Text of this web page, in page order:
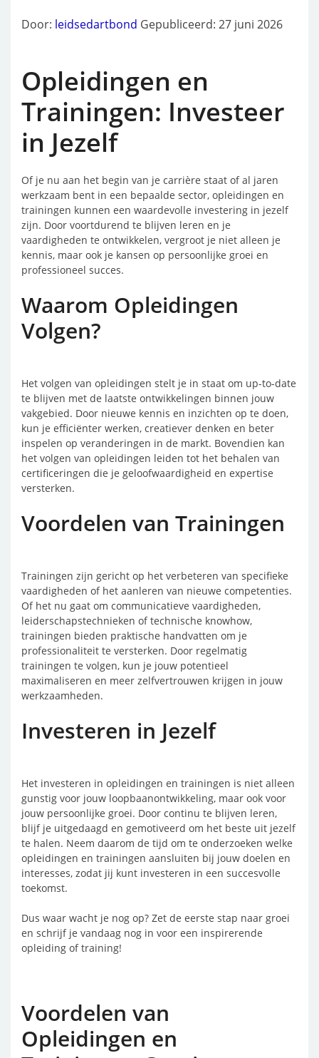
Door: leidsedartbond Gepubliceerd: 27 juni 2026
Opleidingen en
Trainingen: Investeer
in Jezelf
Of je nu aan het begin van je carrière staat of al jaren
werkzaam bent in een bepaalde sector, opleidingen en
trainingen kunnen een waardevolle investering in jezelf
zijn. Door voortdurend te blijven leren en je
vaardigheden te ontwikkelen, vergroot je niet alleen je
kennis, maar ook je kansen op persoonlijke groei en
professioneel succes.
Waarom Opleidingen
Volgen?
Het volgen van opleidingen stelt je in staat om up-to-date
te blijven met de laatste ontwikkelingen binnen jouw
vakgebied. Door nieuwe kennis en inzichten op te doen,
kun je efficiënter werken, creatiever denken en beter
inspelen op veranderingen in de markt. Bovendien kan
het volgen van opleidingen leiden tot het behalen van
certificeringen die je geloofwaardigheid en expertise
versterken.
Voordelen van Trainingen
Trainingen zijn gericht op het verbeteren van specifieke
vaardigheden of het aanleren van nieuwe competenties.
Of het nu gaat om communicatieve vaardigheden,
leiderschapstechnieken of technische knowhow,
trainingen bieden praktische handvatten om je
professionaliteit te versterken. Door regelmatig
trainingen te volgen, kun je jouw potentieel
maximaliseren en meer zelfvertrouwen krijgen in jouw
werkzaamheden.
Investeren in Jezelf
Het investeren in opleidingen en trainingen is niet alleen
gunstig voor jouw loopbaanontwikkeling, maar ook voor
jouw persoonlijke groei. Door continu te blijven leren,
blijf je uitgedaagd en gemotiveerd om het beste uit jezelf
te halen. Neem daarom de tijd om te onderzoeken welke
opleidingen en trainingen aansluiten bij jouw doelen en
interesses, zodat jij kunt investeren in een succesvolle
toekomst.
Dus waar wacht je nog op? Zet de eerste stap naar groei
en schrijf je vandaag nog in voor een inspirerende
opleiding of training!
Voordelen van
Opleidingen en